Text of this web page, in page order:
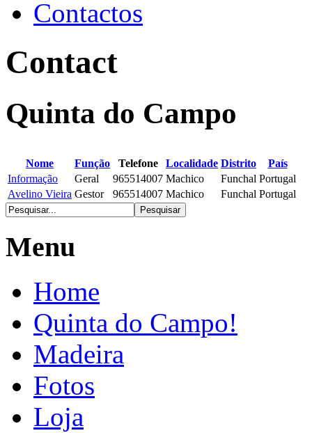
Contactos
Contact
Quinta do Campo
Nome Função Telefone Localidade Distrito
País
Informação
Geral 965514007 Machico Funchal Portugal
Avelino Vieira Gestor 965514007 Machico Funchal Portugal
Menu
Home
Quinta do Campo!
Madeira
Fotos
Loja